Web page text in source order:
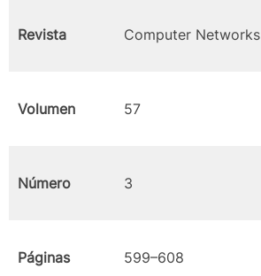
Revista Computer Networks
Volumen 57
Número 3
Páginas 599–608